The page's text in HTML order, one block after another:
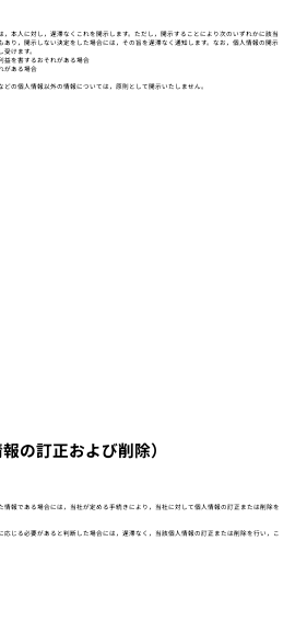
本人に対し，遅滞なくこれを開示します。ただし，開示することにより次のいずれかに該当
り，開示しない決定をした場合には，その旨を遅滞なく通知します。なお，個人情報の開示
けます。
益を害するおそれがある場合
がある場合
の個人情報以外の情報については，原則として開示いたしません。
の訂正および削除）
報である場合には，当社が定める手続きにより，当社に対して個人情報の訂正または削除を
じる必要があると判断した場合には，遅滞なく，当該個人情報の訂正または削除を行い，こ